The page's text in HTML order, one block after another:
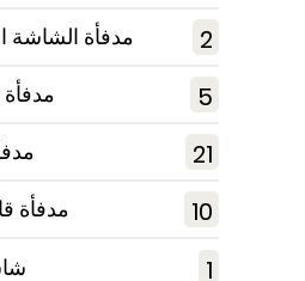
مدفأة الشاشة 2
مدفأة 5
21
مدفأة 10
1